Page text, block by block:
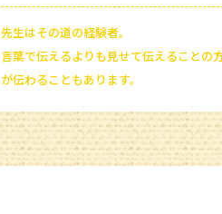
先生はその道の経験者。
言葉で伝えるよりも見せて伝えることの
が伝わることもあります。